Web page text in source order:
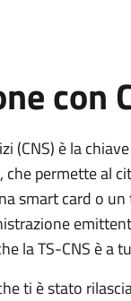
con
(CNS) è la
permette al
smart card o
la TS-CNS è a
ti è stato